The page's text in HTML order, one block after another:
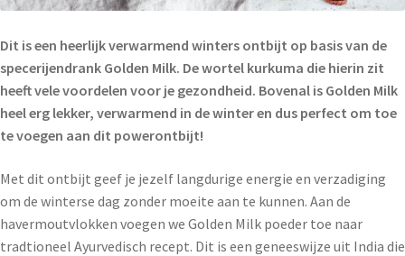
Dit is een heerlijk verwarmend winters ontbijt op basis van de
specerijendrank Golden Milk. De wortel kurkuma die hierin zit
heeft vele voordelen voor je gezondheid. Bovenal is Golden Milk
heel erg lekker, verwarmend in de winter en dus perfect om toe
te voegen aan dit powerontbijt!
Met dit ontbijt geef je jezelf langdurige energie en verzadiging
om de winterse dag zonder moeite aan te kunnen. Aan de
havermoutvlokken voegen we Golden Milk poeder toe naar
tradtioneel Ayurvedisch recept. Dit is een geneeswijze uit India die